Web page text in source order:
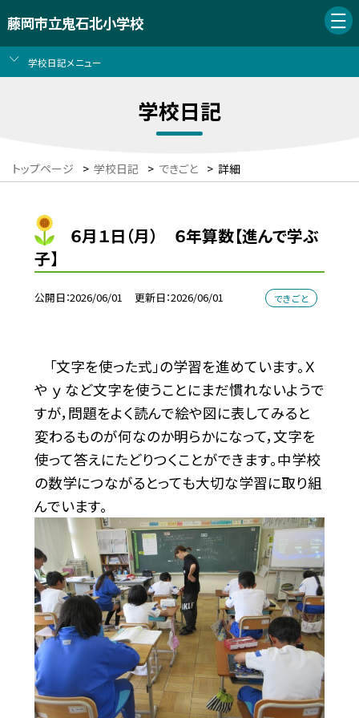
藤岡市立鬼石北小学校
学校日記メニュー
学校日記
トップページ > 学校日記 > できごと > 詳細
６月１日（月） ６年算数【進んで学ぶ
子】
公開日 2026/06/01 更新日 2026/06/01 できごと
「文字を使った式」の学習を進めています。Ｘ
や ｙ など文字を使うことにまだ慣れないようで
すが，問題をよく読んで絵や図に表してみると
変わるものが何なのか明らかになって，文字を
使って答えにたどりつくことができます。中学校
の数学につながるとっても大切な学習に取り組
んでいます。